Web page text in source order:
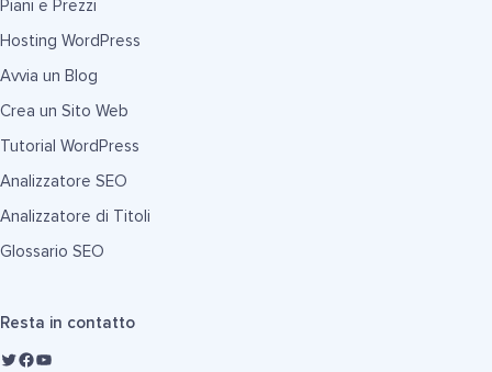
Piani e Prezzi
Hosting WordPress
Avvia un Blog
Crea un Sito Web
Tutorial WordPress
Analizzatore SEO
Analizzatore di Titoli
Glossario SEO
Resta in contatto